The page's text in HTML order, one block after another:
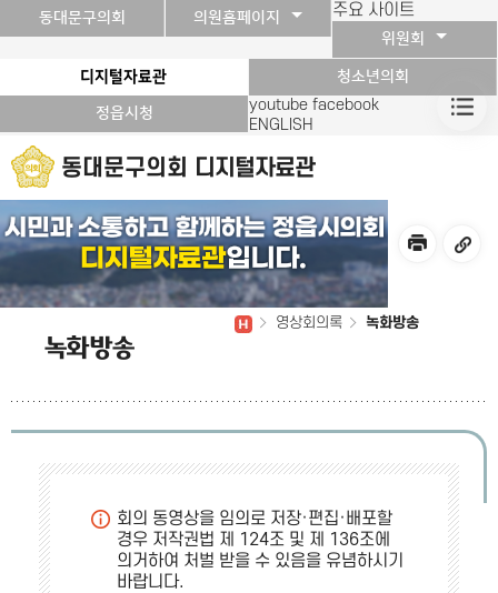
본문바로가기 주요 사이트
동대문구의회
의원홈페이지
위원회
디지털자료관 청소년의회
정읍시청 youtube facebook
ENGLISH
동대문구의회 디지털자료관
녹화방송
영상회의록 녹화방송
회의 동영상을 임의로 저장·편집·배포할
경우 저작권법 제 124조 및 제 136조에
의거하여 처벌 받을 수 있음을 유념하시기
바랍니다.